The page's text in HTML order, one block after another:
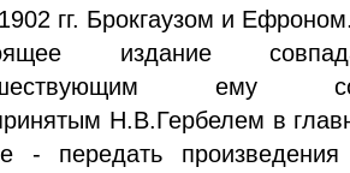
гг. Брокгаузом и
издание
ему
Н.В.Гербелем в
- передать произведения